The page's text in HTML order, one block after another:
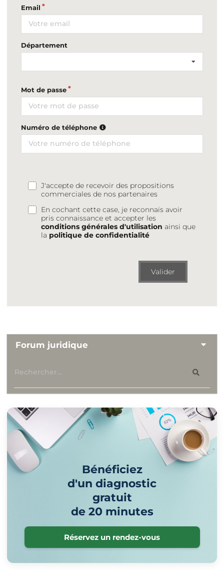
Email
Département
Mot de passe
Numéro de téléphone
J'accepte de recevoir des propositions
commerciales de nos partenaires
En cochant cette case, je reconnais avoir
pris connaissance et accepter les
conditions générales d'utilisation ainsi que
la politique de confidentialité
Valider
Forum juridique
Bénéficiez
d'un diagnostic
gratuit
de 20 minutes
Réservez un rendez-vous